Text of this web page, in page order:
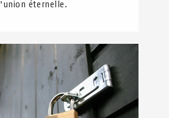
l'union éternelle.